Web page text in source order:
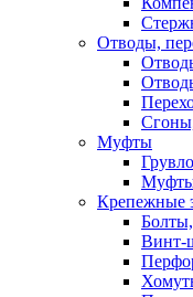
Отводы,
Муфты
Крепежные
Винт-